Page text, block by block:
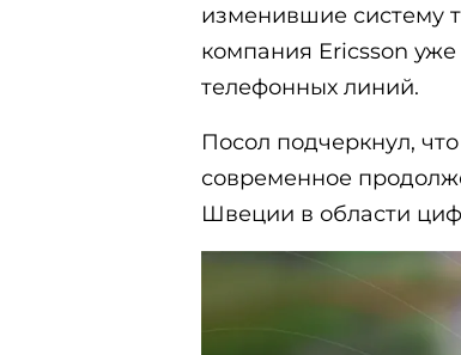
изменившие систему
компания Ericsson уже
телефонных линий.
Посол подчеркнул,
современное
Швеции в области